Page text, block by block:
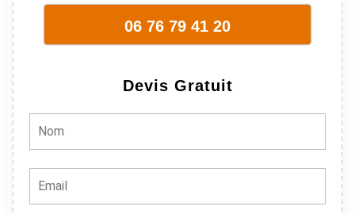
Bref, nous
06 76 79 41 20
Devis Gratuit